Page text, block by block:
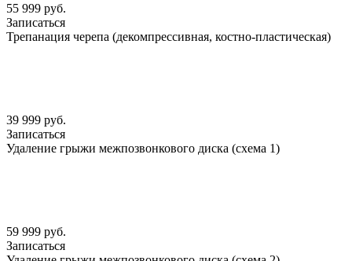
55 999 руб.
Записаться
Трепанация черепа (декомпрессивная, костно-пластическая)
39 999 руб.
Записаться
Удаление грыжи межпозвонкового диска (схема 1)
59 999 руб.
Записаться